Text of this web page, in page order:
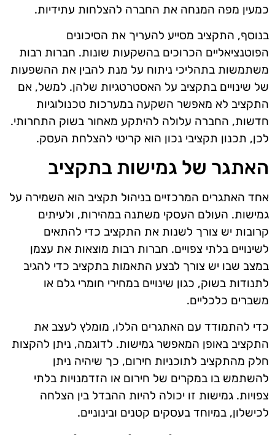
כמעין מפה המנחה את החברה להצלחות עתידיות.
בנוסף, התקציב מסייע להעריך את הסיכונים
הפוטנציאליים הכרוכים בהשקעות שונות. חברות רבות
משתמשות בתהליכי ניתוח על מנת להבין את ההשפעות
של שינויים בתקציב על האסטרטגיות שלהן. למשל, אם
התקציב לא מאפשר השקעה במערכות טכנולוגיות
חדשות, החברה עלולה להיתקע מאחור בשוק התחרותי.
לכן, תכנון תקציבי נכון הוא קריטי להצלחת העסק.
האתגר של גמישות בתקציב
אחד האתגרים המרכזיים בניהול תקציב הוא השמירה על
גמישות. העולם העסקי משתנה במהירות, ולעיתים
קרובות יש צורך לשנות את התקציב כדי להתאים
לשינויים בלתי צפויים. חברות רבות מוצאות את עצמן
במצב שבו יש צורך לבצע התאמות בתקציב כדי להגיב
לתנודות בשוק, כגון שינויים במחירי חומרי גלם או
משברים כלכליים.
כדי להתמודד עם האתגרים הללו, מומלץ לעצב את
התקציב באופן המאפשר גמישות. לדוגמה, ניתן להקצות
חלק מהתקציב לתוכניות חירום, כך שיהיה ניתן
להשתמש בו במקרים של חירום או הזדמנויות בלתי
צפויות. גמישות זו יכולה להיות ההבדל בין הצלחה
לכישלון, במיוחד בעסקים קטנים ובינוניים.